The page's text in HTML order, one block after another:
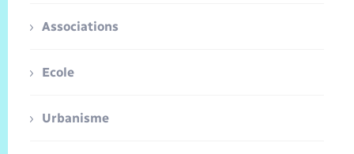
Associations
Ecole
Urbanisme